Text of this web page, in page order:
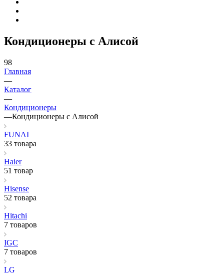
Кондиционеры с Алисой
98
Главная
—
Каталог
—
Кондиционеры
—Кондиционеры с Алисой
FUNAI
33 товара
Haier
51 товар
Hisense
52 товара
Hitachi
7 товаров
IGC
7 товаров
LG